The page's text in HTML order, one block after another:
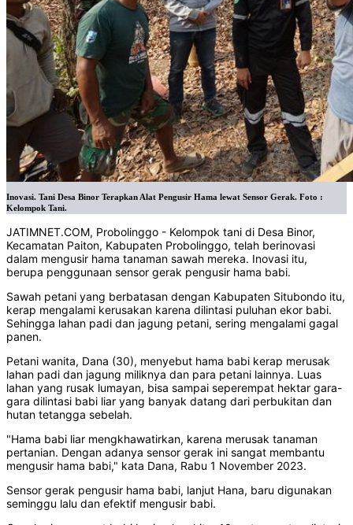
Inovasi. Tani Desa Binor Terapkan Alat Pengusir Hama lewat Sensor Gerak. Foto :
Kelompok Tani.
JATIMNET.COM, Probolinggo - Kelompok tani di Desa Binor,
Kecamatan Paiton, Kabupaten Probolinggo, telah berinovasi
dalam mengusir hama tanaman sawah mereka. Inovasi itu,
berupa penggunaan sensor gerak pengusir hama babi.
Sawah petani yang berbatasan dengan Kabupaten Situbondo itu,
kerap mengalami kerusakan karena dilintasi puluhan ekor babi.
Sehingga lahan padi dan jagung petani, sering mengalami gagal
panen.
Petani wanita, Dana (30), menyebut hama babi kerap merusak
lahan padi dan jagung miliknya dan para petani lainnya. Luas
lahan yang rusak lumayan, bisa sampai seperempat hektar gara-
gara dilintasi babi liar yang banyak datang dari perbukitan dan
hutan tetangga sebelah.
"Hama babi liar mengkhawatirkan, karena merusak tanaman
pertanian. Dengan adanya sensor gerak ini sangat membantu
mengusir hama babi," kata Dana, Rabu 1 November 2023.
Sensor gerak pengusir hama babi, lanjut Hana, baru digunakan
seminggu lalu dan efektif mengusir babi.